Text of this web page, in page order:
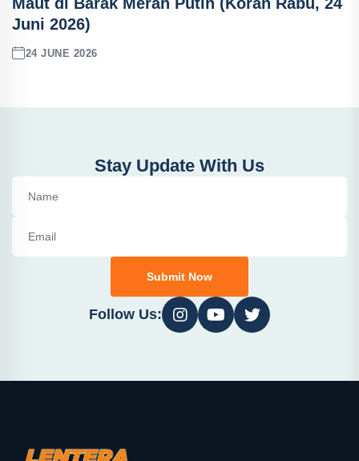
Juni 2026)
24 JUNE 2026
Stay Update With Us
Submit Now
Follow Us: